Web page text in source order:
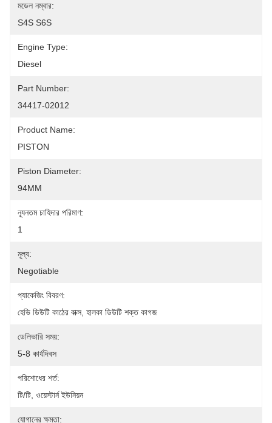
মডেল নম্বার:
S4S S6S
Engine Type:
Diesel
Part Number:
34417-02012
Product Name:
PISTON
Piston Diameter:
94MM
ন্যূনতম চাহিদার পরিমাণ:
1
মূল্য:
Negotiable
প্যাকেজিং বিবরণ:
হেভি ডিউটি ​​কাঠের বাক্স, হালকা ডিউটি ​​শক্ত কাগজ
ডেলিভারি সময়:
5-8 কার্যদিবস
পরিশোধের শর্ত:
টি/টি, ওয়েস্টার্ন ইউনিয়ন
যোগানের ক্ষমতা: